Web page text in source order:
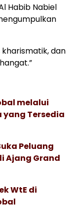
Habib Nabiel
kharismatik, dan
melalui
yang Tersedia
Peluang
Ajang Grand
WtE di